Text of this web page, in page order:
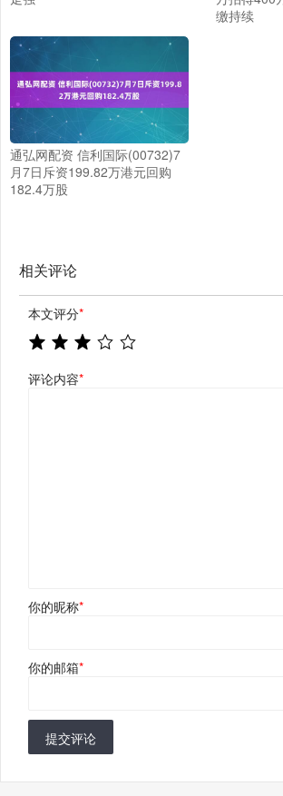
缴持续
通弘网配资 信利国际(00732)7
月7日斥资199.82万港元回购
182.4万股
相关评论
本文评分*
评论内容*
你的昵称*
你的邮箱*
提交评论